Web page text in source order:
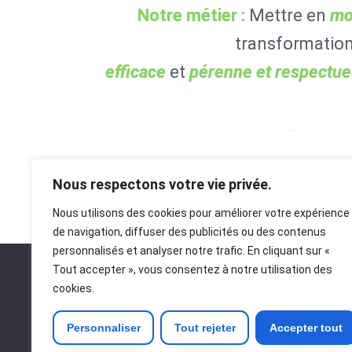
Nous respectons votre vie privée.
Nous utilisons des cookies pour améliorer votre expérience
de navigation, diffuser des publicités ou des contenus
personnalisés et analyser notre trafic. En cliquant sur «
Tout accepter », vous consentez à notre utilisation des
cookies.
Personnaliser Tout rejeter Accepter tout
Notre métier : Mettre en
transformation
efficace etpérenne et
A